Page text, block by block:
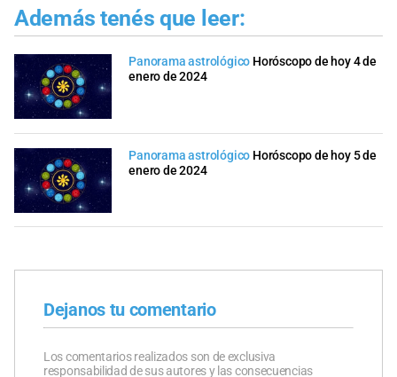
Además tenés que leer:
Panorama astrológico Horóscopo de hoy 4 de
enero de 2024
Panorama astrológico Horóscopo de hoy 5 de
enero de 2024
Dejanos tu comentario
Los comentarios realizados son de exclusiva
responsabilidad de sus autores y las consecuencias